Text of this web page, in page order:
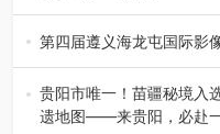
8月7日，威宁彝族回族苗
杯”篮球赛暨2026年“村B…
第四届遵义海龙屯国际影
8月7日，第四届遵义海龙
界文化遗产地海龙屯核心
贵阳市唯一！苗疆秘境入
遗地图——来贵阳，必赴